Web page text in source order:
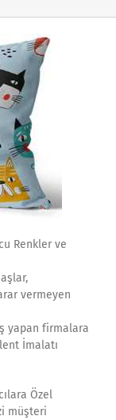
Renkler ve
vermeyen
yapan firmalara
İmalatı
Özel
müşteri